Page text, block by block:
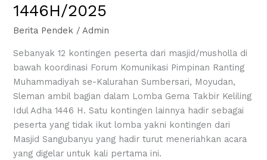
1446H/2025
Berita Pendek /Admin
Sebanyak 12 kontingen peserta dari masjid/musholla di
bawah koordinasi Forum Komunikasi Pimpinan Ranting
Muhammadiyah se-Kalurahan Sumbersari, Moyudan,
Sleman ambil bagian dalam Lomba Gema Takbir Keliling
Idul Adha 1446 H. Satu kontingen lainnya hadir sebagai
peserta yang tidak ikut lomba yakni kontingen dari
Masjid Sangubanyu yang hadir turut meneriahkan acara
yang digelar untuk kali pertama ini.